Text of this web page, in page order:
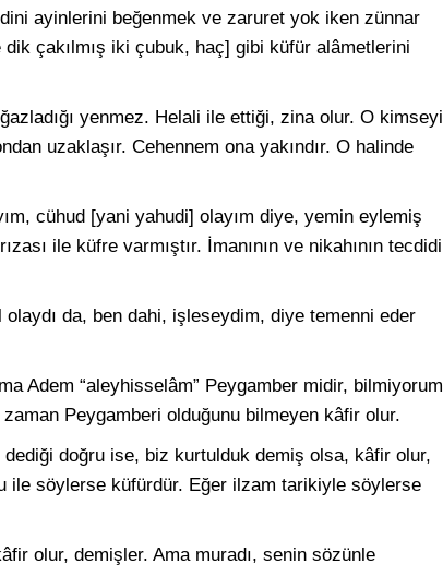
ayinlerini beğenmek ve zaruret yok iken zünnar
çakılmış iki çubuk, haç] gibi küfür alâmetlerini
yenmez. Helali ile ettiği, zina olur. O kimseyi
uzaklaşır. Cehennem ona yakındır. O halinde
cühud [yani yahudi] olayım diye, yemin eylemiş
ile küfre varmıştır. İmanının ve nikahının tecdidi
da, ben dahi, işleseydim, diye temenni eder
Adem “aleyhisselâm” Peygamber midir, bilmiyorum
Peygamberi olduğunu bilmeyen kâfir olur.
doğru ise, biz kurtulduk demiş olsa, kâfir olur,
ile söylerse küfürdür. Eğer ilzam tarikiyle söylerse
olur, demişler. Ama muradı, senin sözünle